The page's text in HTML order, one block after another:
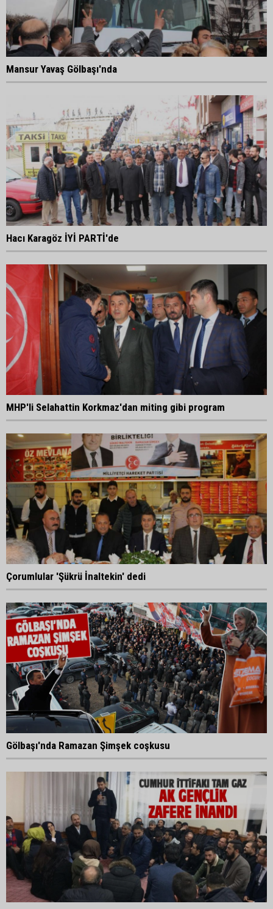
Mansur Yavaş Gölbaşı'nda
Hacı Karagöz İYİ PARTİ'de
MHP'li Selahattin Korkmaz'dan miting gibi program
Çorumlular 'Şükrü İnaltekin' dedi
Gölbaşı'nda Ramazan Şimşek coşkusu